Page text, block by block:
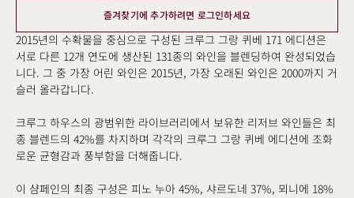
ème
ème
ème
ème
ème
즐겨찾기에 추가하려면 로그인하세요
2015년의 수확물을 중심으로 구성된 크루그 그랑 퀴베 171 에디션은
서로 다른 12개 연도에 생산된 131종의 와인을 블렌딩하여 완성되었습
니다. 그 중 가장 어린 와인은 2015년, 가장 오래된 와인은 2000까지 거
슬러 올라갑니다.
크루그 하우스의 광범위한 라이브러리에서 보유한 리저브 와인들은 최
종 블렌드의 42%를 차지하며 각각의 크루그 그랑 퀴베 에디션에 조화
로운 균형감과 풍부함을 더해줍니다.
이 샴페인의 최종 구성은 피노 누아 45%, 샤르도네 37%, 뫼니에 18%